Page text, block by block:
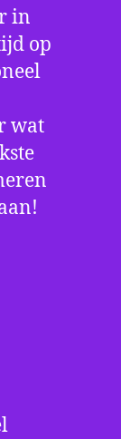
in
op
wat